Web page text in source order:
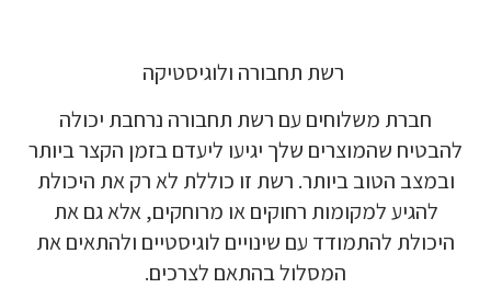
רשת תחבורה ולוגיסטיקה
חברת משלוחים עם רשת תחבורה נרחבת יכולה
להבטיח שהמוצרים שלך יגיעו ליעדם בזמן הקצר ביותר
ובמצב הטוב ביותר. רשת זו כוללת לא רק את היכולת
להגיע למקומות רחוקים או מרוחקים, אלא גם את
היכולת להתמודד עם שינויים לוגיסטיים ולהתאים את
המסלול בהתאם לצרכים.